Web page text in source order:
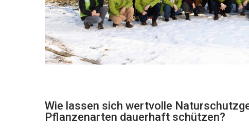
Wie lassen sich wertvolle
Pflanzenarten dauerhaft schützen?